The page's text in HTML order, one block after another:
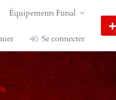
Équipements Futsal
Se connecter